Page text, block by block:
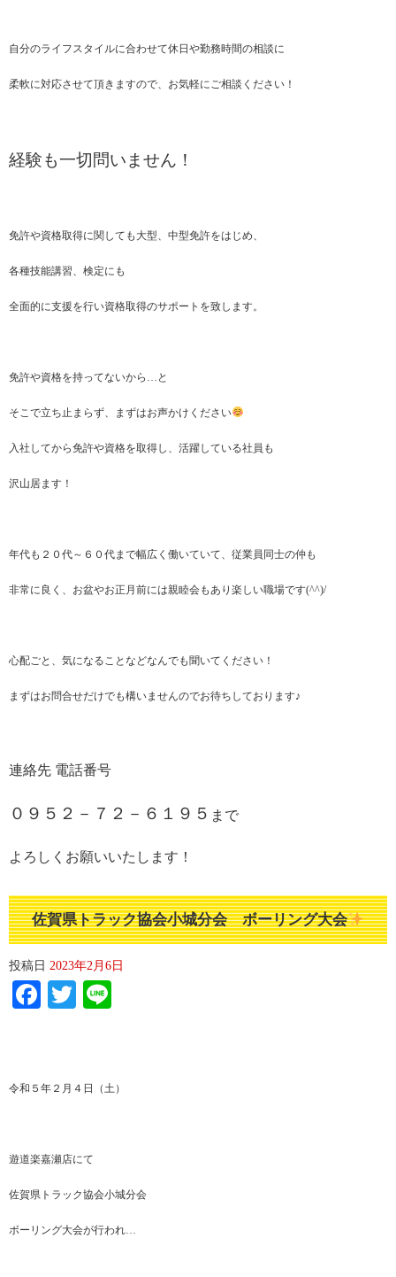
自分のライフスタイルに合わせて休日や勤務時間の相談に
柔軟に対応させて頂きますので、お気軽にご相談ください！
経験も一切問いません！
免許や資格取得に関しても大型、中型免許をはじめ、
各種技能講習、検定にも
全面的に支援を行い資格取得のサポートを致します。
免許や資格を持ってないから…と
そこで立ち止まらず、まずはお声かけください
入社してから免許や資格を取得し、活躍している社員も
沢山居ます！
年代も２０代～６０代まで幅広く働いていて、従業員同士の仲も
非常に良く、お盆やお正月前には親睦会もあり楽しい職場です(^^)/
心配ごと、気になることなどなんでも聞いてください！
まずはお問合せだけでも構いませんのでお待ちしております♪
連絡先 電話番号
０９５２－７２－６１９５ まで
よろしくお願いいたします！
佐賀県トラック協会小城分会 ボーリング大会
投稿日 2023年2月6日
Facebook
Twitter
令和５年２月４日（土）
遊道楽嘉瀬店にて
佐賀県トラック協会小城分会
ボーリング大会が行われ…